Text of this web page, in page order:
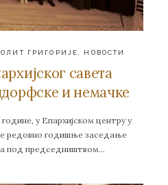
ГРИГОРИЈЕ НОВОСТИ
савета
и немачке
у Епархијском центру у
редовно годишње заседање
под председништвом…